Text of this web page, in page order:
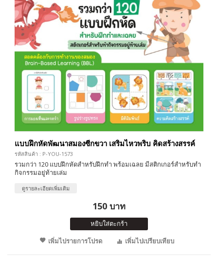
แบบฝึกหัดพัฒนาสมองซีกขวา เสริมไหวพริบ คิดสร้างสรรค์
รหัสสินค้า : P-YOU-1573
รวมกว่า 120 แบบฝึกหัดสำหรับฝึกทำ พร้อมเฉลย มีสติกเกอร์สำหรับทำ
กิจกรรมอยู่ท้ายเล่ม
ดูรายละเอียดเพิ่มเติม
150 บาท
หยิบใส่ตะกร้า
เพิ่มไปรายการโปรด
เพิ่มไปเปรียบเทียบ